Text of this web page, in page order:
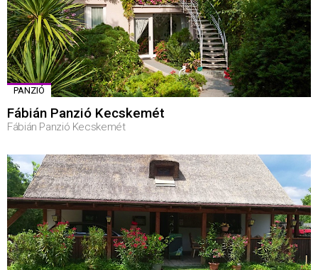
PANZIÓ
Fábián Panzió Kecskemét
Fábián Panzió Kecskemét